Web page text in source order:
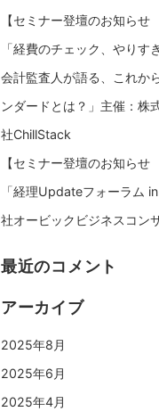
【セミナー登壇のお知ら
「経費のチェック、やり
会計監査人が語る、これか
ンダードとは？」主催：
社ChillStack
【セミナー登壇のお知ら
「経理Updateフォーラム
社オービックビジネスコン
最近のコメント
アーカイブ
2025年8月
2025年6月
2025年4月